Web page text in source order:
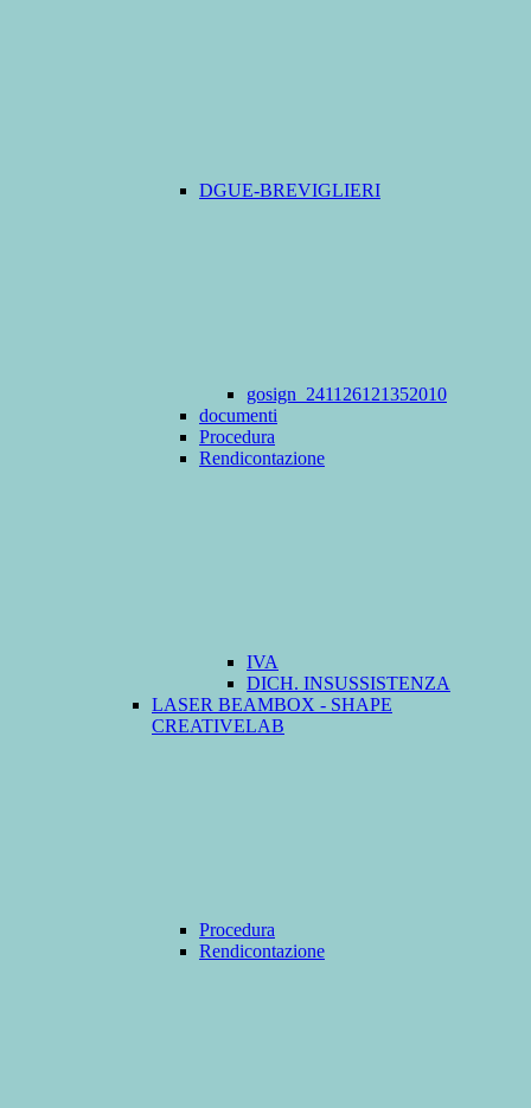
DGUE-BREVIGLIERI
gosign_241126121352010
documenti
Procedura
Rendicontazione
IVA
DICH. INSUSSISTENZA
LASER BEAMBOX - SHAPE
CREATIVELAB
Procedura
Rendicontazione